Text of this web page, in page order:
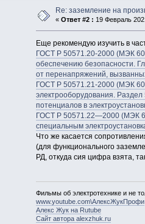
Re: заземление на
« Ответ #2 : 19 Февраль
Еще рекомендую изучить в
ГОСТ Р 50571.20-2000 (МЭК
обеспечению безопасности.
от перенапряжений,
ГОСТ Р 50571.21-2000 (МЭК
электрооборудования.
потенциалов в
ГОСТ Р 50571.22—2000 (МЭК
специальным
Что же касается
(для функционального
РД, откуда сия цифра взята,
Фильмы об электротехнике и не
www.youtube.com\АлексЖукПрофи
Алекс Жук на Rutube
Сайт автора alexzhuk.ru